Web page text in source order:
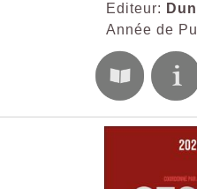
Editeur:
Année de